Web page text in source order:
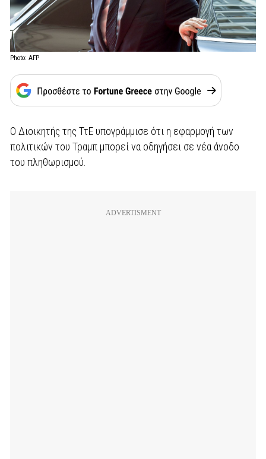
Photo: AFP
Ο Διοικητής της ΤτΕ υπογράμμισε ότι η εφαρμογή των
πολιτικών του Τραμπ μπορεί να οδηγήσει σε νέα άνοδο
του πληθωρισμού.